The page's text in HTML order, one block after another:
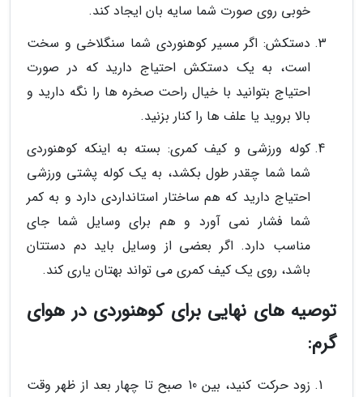
خوبی روی صورت شما سایه بان ایجاد کند.
دستکش: اگر مسیر کوهنوردی شما سنگلاخی و سخت
است، به یک دستکش احتیاج دارید که در صورت
احتیاج بتوانید با خیال راحت صخره ها را نگه دارید و
بالا بروید یا علف ها را کنار بزنید.
کوله ورزشی و کیف کمری: بسته به اینکه کوهنوردی
شما شما چقدر طول بکشد، به یک کوله پشتی ورزشی
احتیاج دارید که هم ساختار استانداردی دارد و به کمر
شما فشار نمی آورد و هم برای وسایل شما جای
مناسب دارد. اگر بعضی از وسایل باید دم دستتان
باشد، روی یک کیف کمری می تواند بهتان یاری کند.
توصیه های نهایی برای کوهنوردی در هوای
گرم:
زود حرکت کنید، بین 10 صبح تا چهار بعد از ظهر وقت